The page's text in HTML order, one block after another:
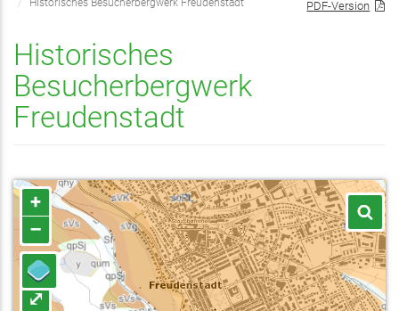
sich
Historisches Besucherbergwerk Freudenstadt
Historisches
Besucherbergwerk
Freudenstadt
PDF-Version
+
–
⤢